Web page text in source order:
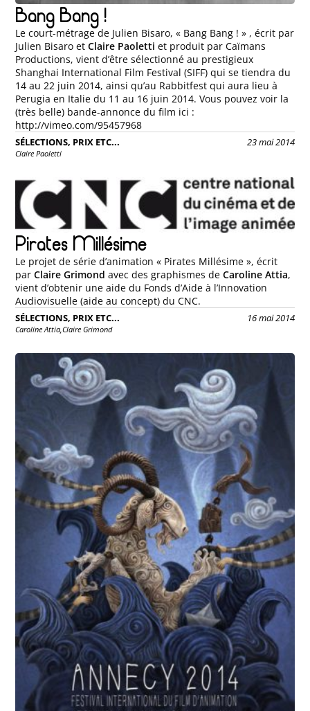
Bang Bang !
Le court-métrage de Julien Bisaro, « Bang Bang ! » , écrit par
Julien Bisaro etClaire Paoletti et produit par Caïmans
Productions, vient d’être sélectionné au prestigieux
Shanghai International Film Festival (SIFF) qui se tiendra du
14 au 22 juin 2014, ainsi qu’au Rabbitfest qui aura lieu à
Perugia en Italie du 11 au 16 juin 2014. Vous pouvez voir la
(très belle) bande-annonce du film ici :
http://vimeo.com/95457968
SÉLECTIONS, PRIX ETC... 23 mai 2014
Claire Paoletti
Pirates Millésime
Le projet de série d’animation « Pirates Millésime », écrit
parClaire Grimond avec des graphismes deCaroline Attia,
vient d’obtenir une aide du Fonds d’Aide à l’Innovation
Audiovisuelle (aide au concept) du CNC.
SÉLECTIONS, PRIX ETC... 16 mai 2014
Caroline Attia,Claire Grimond